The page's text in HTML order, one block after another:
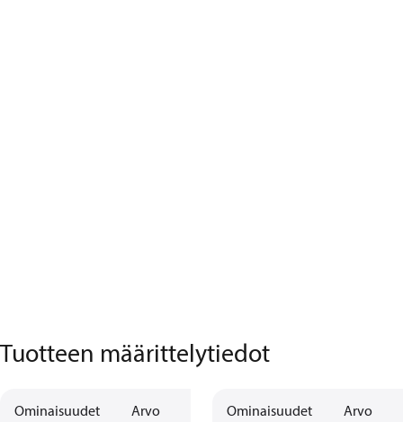
Tuotteen määrittelytiedot
Ominaisuudet Arvo Ominaisuudet Arvo